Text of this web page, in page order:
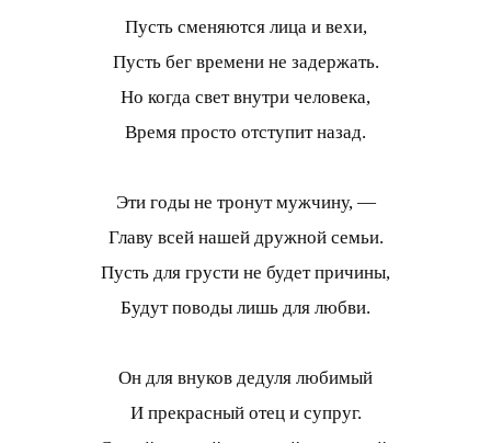
Пусть сменяются лица и вехи,
Пусть бег времени не задержать.
Но когда свет внутри человека,
Время просто отступит назад.
Эти годы не тронут мужчину, —
Главу всей нашей дружной семьи.
Пусть для грусти не будет причины,
Будут поводы лишь для любви.
Он для внуков дедуля любимый
И прекрасный отец и супруг.